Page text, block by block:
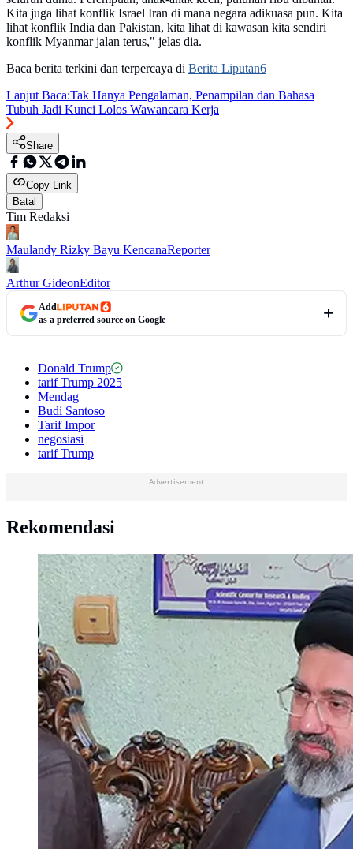
Kita juga lihat konflik Israel Iran di mana negara adikuasa pun. Kita
lihat konflik India dan Pakistan, kita lihat di kawasan kita sendiri
konflik Myanmar jalan terus," jelas dia.
Baca berita terkini dan terpercaya di Berita Liputan6
Lanjut Baca:Tak Hanya Pengalaman, Penampilan dan Bahasa
Tubuh Jadi Kunci Lolos Wawancara Kerja
Share
Copy Link
Batal
Tim Redaksi
Maulandy Rizky Bayu KencanaReporter
Arthur GideonEditor
Add
as a preferred source on Google
Donald Trump
tarif Trump 2025
Mendag
Budi Santoso
Tarif Impor
negosiasi
tarif Trump
Advertisement
Rekomendasi